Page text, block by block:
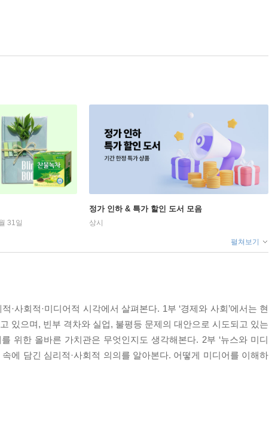
31일
정가 인하 & 특가 할인 도서 모음
상시
펼쳐보기
사회적·미디어적 시각에서 살펴본다. 1부 ‘경제와 사회’에서는 현
있으며, 빈부 격차와 실업, 불평등 문제의 대안으로 시도되고 있는
위한 올바른 가치관은 무엇인지도 생각해본다. 2부 ‘뉴스와 미디
에 담긴 심리적·사회적 의의를 알아본다. 어떻게 미디어를 이해하